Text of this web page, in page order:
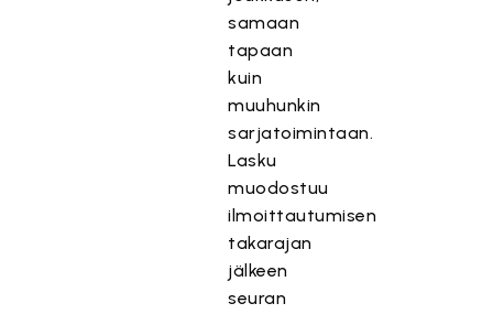
samaan
tapaan
kuin
muuhunkin
sarjatoimintaan.
Lasku
muodostuu
ilmoittautumisen
takarajan
jälkeen
seuran